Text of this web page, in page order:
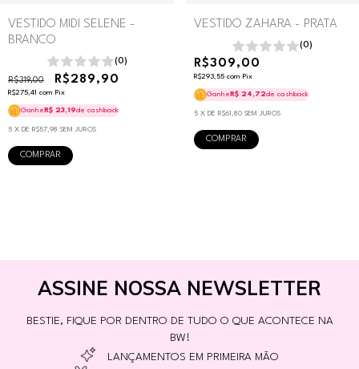
VESTIDO MIDI SELENE -
BRANCO
(0)
R$319,00 R$289,90
R$275,41 com Pix
Ganhe R$ 23,19de cashback
5 X DE R$57,98 SEM JUROS
COMPRAR
VESTIDO ZAHARA - PRATA
(0)
R$309,00
R$293,55 com Pix
Ganhe R$ 24,72de cashback
5 X DE R$61,80 SEM JUROS
COMPRAR
ASSINE NOSSA NEWSLETTER
BESTIE, FIQUE POR DENTRO DE TUDO O QUE ACONTECE NA
BW!
LANÇAMENTOS EM PRIMEIRA MÃO